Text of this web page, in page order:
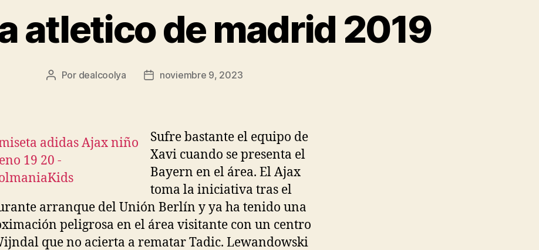
atletico de madrid 2019
Autor
Por dealcoolya
Fechanoviembre 9, 2023
Sufre bastante el equipo de
Xavi cuando se presenta el
Bayern en el área. El Ajax
toma la iniciativa tras el
arranque del Unión Berlín y ya ha tenido una
peligrosa en el área visitante con un centro
que no acierta a rematar Tadic. Lewandowski